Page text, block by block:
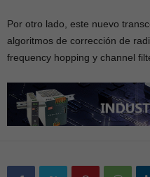
Por otro lado, este nuevo
algoritmos de corrección de
frequency hopping y channel